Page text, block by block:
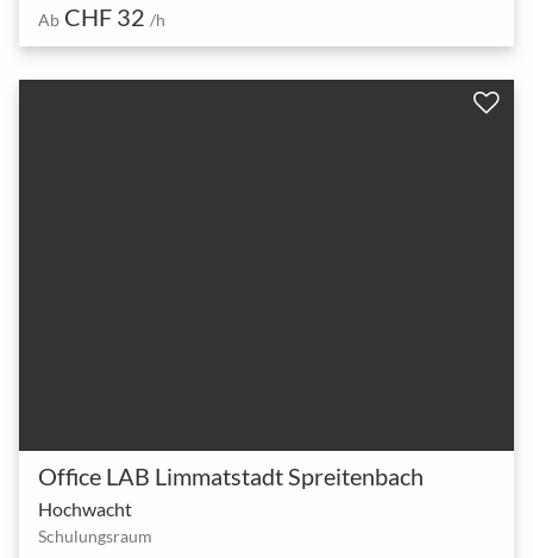
Ab CHF 32 /h
Office LAB Limmatstadt Spreitenbach
Hochwacht
Schulungsraum